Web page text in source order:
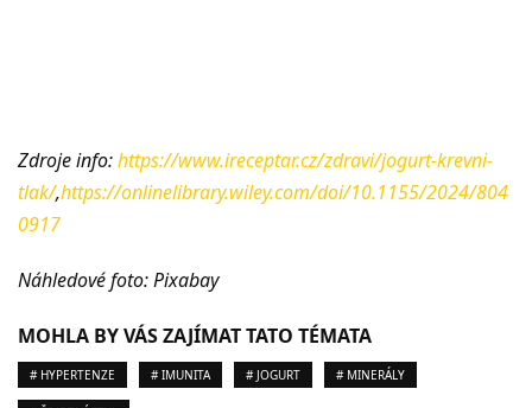
Zdroje info:https://www.ireceptar.cz/zdravi/jogurt-krevni-
tlak/,https://onlinelibrary.wiley.com/doi/10.1155/2024/804
0917
Náhledové foto: Pixabay
MOHLA BY VÁS ZAJÍMAT TATO TÉMATA
# HYPERTENZE # IMUNITA # JOGURT # MINERÁLY